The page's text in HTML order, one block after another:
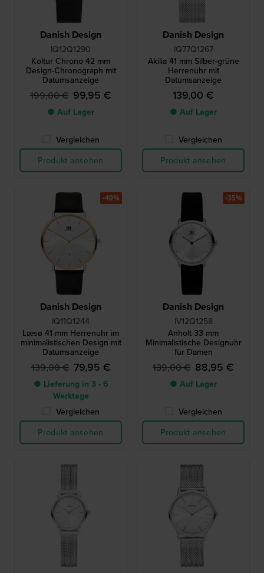
Danish Design
IQ12Q1290
Koltur Chrono 42 mm
Design-Chronograph mit
Datumsanzeige
199,00 € 99,95 €
● Auf Lager
Vergleichen
Produkt ansehen
Danish Design
IQ77Q1267
Akilia 41 mm Silber-grüne
Herrenuhr mit
Datumsanzeige
139,00 €
● Auf Lager
Vergleichen
Produkt ansehen
Danish Design
IQ11Q1244
Læsø 41 mm Herrenuhr im
minimalistischen Design mit
Datumsanzeige
139,00 € 79,95 €
● Lieferung in 3 - 6
Werktage
Vergleichen
Produkt ansehen
-40%
Danish Design
IV12Q1258
Anholt 33 mm
Minimalistische Designuhr
für Damen
139,00 € 88,95 €
● Auf Lager
Vergleichen
Produkt ansehen
-35%